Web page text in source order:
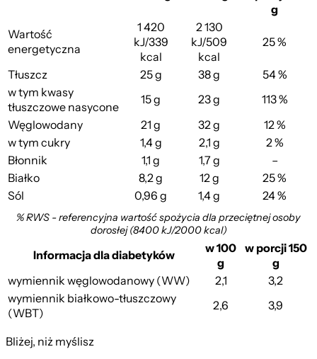
Przekąska z Pomidor...
g
Wartość
energetyczna
1 420
kJ/339
kcal
2 130
kJ/509
kcal
25 %
Tłuszcz 25 g 38 g
54 %
w tym kwasy
tłuszczowe nasycone
15 g 23 g
113 %
Węglowodany
21 g 32 g
12 %
w tym cukry
1,4 g 2,1 g
2 %
Błonnik
1,1 g 1,7 g
–
Białko
8,2 g 12 g
25 %
Sól
0,96 g 1,4 g 24 %
% RWS - referencyjna wartość spożycia dla przeciętnej osoby
dorosłej (8400 kJ/2000 kcal)
Informacja dla diabetyków
w 100
g
w porcji 150
g
wymiennik węglowodanowy (WW)
2,1
3,2
wymiennik białkowo-tłuszczowy
(WBT)
2,6 3,9
Bliżej, niż myślisz